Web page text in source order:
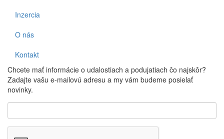
Inzercia
O nás
Kontakt
Chcete mať informácie o udalostiach a podujatiach čo najskôr?
Zadajte vašu e-mailovú adresu a my vám budeme posielať
novinky.